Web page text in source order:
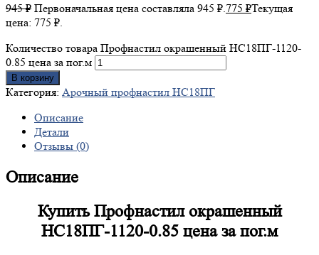
945₽ Первоначальная цена составляла 945 ₽.775 ₽Текущая
цена: 775 ₽.
Количество товара Профнастил окрашенный НС18ПГ-1120-
0.85 цена за пог.м
В корзину
Категория: Арочный профнастил НС18ПГ
Описание
Детали
Отзывы (0)
Описание
Купить Профнастил окрашенный
НС18ПГ-1120-0.85 цена за пог.м